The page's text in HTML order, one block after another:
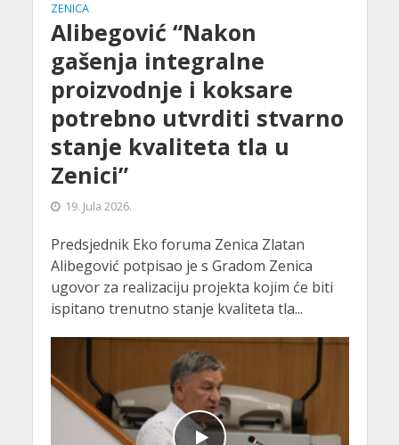
ZENICA
Alibegović “Nakon
gašenja integralne
proizvodnje i koksare
potrebno utvrditi stvarno
stanje kvaliteta tla u
Zenici”
19. Jula 2026.
Predsjednik Eko foruma Zenica Zlatan
Alibegović potpisao je s Gradom Zenica
ugovor za realizaciju projekta kojim će biti
ispitano trenutno stanje kvaliteta tla...